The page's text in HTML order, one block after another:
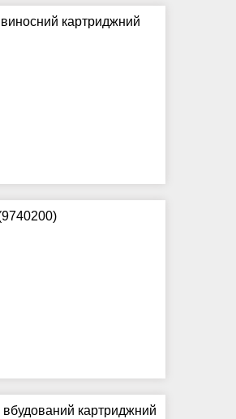
картриджний
картриджний